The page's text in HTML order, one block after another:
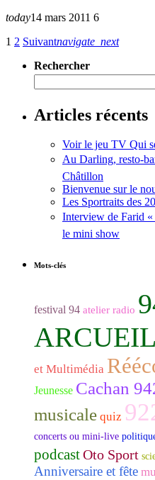
today14 mars 2011 6
1 2 Suivantnavigate_next
Rechercher
Articles récents
Voir le jeu TV Qui
Au Darling, resto-
Châtillon
Bienvenue sur le
Les Sportraits des
Interview de Farid
le mini show
Mots-clés
festival 94 atelier radio
ARCUEIL
et Multimédia
Jeunesse Cachan
musicale quiz
concerts ou mini-live
podcastOto Sport
Anniversaire et fête